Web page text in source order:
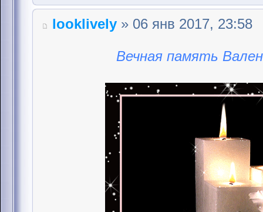
looklively » 06 янв 2017, 23:58
Вечная память